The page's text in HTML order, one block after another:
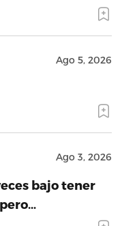
Ago 5, 2026
Ago 3, 2026
bajo tener